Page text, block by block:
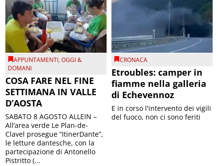
APPUNTAMENTI,OGGI &
DOMANI
COSA FARE NEL FINE
SETTIMANA IN VALLE
D’AOSTA
SABATO 8 AGOSTO ALLEIN –
All’area verde Le Plan-de-
Clavel prosegue “ItinerDante”,
le letture dantesche, con la
partecipazione di Antonello
Pistritto (...
CRONACA
Etroubles: camper in
fiamme nella galleria
di Echevennoz
E in corso l'intervento dei vigili
del fuoco, non ci sono feriti